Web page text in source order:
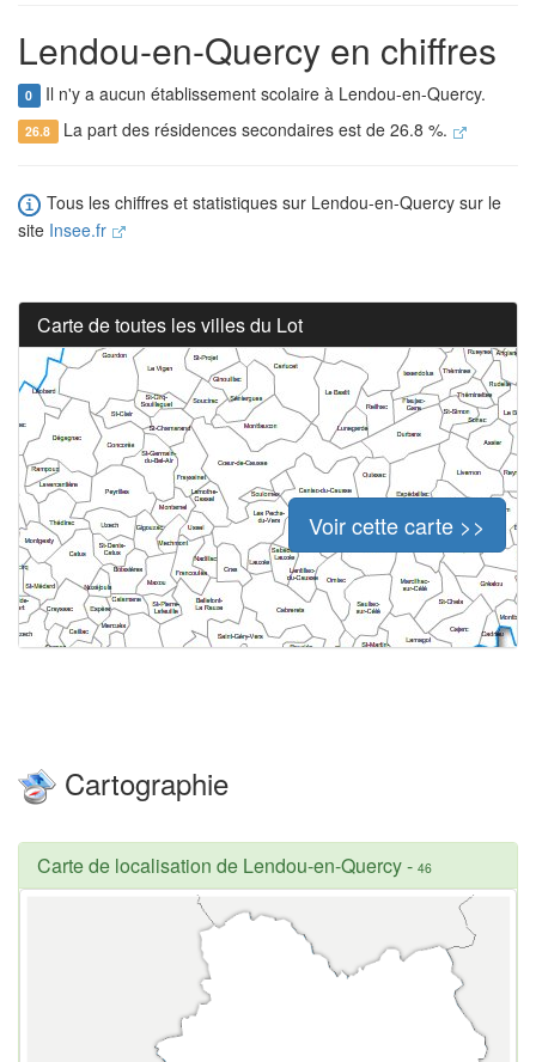
Lendou-en-Quercy en chiffres
0 Il n'y a aucun établissement scolaire à Lendou-en-Quercy.
26.8 La part des résidences secondaires est de 26.8 %.
Tous les chiffres et statistiques sur Lendou-en-Quercy sur le
site Insee.fr
Carte de toutes les villes du Lot
Voir cette carte >>
Cartographie
Carte de localisation de Lendou-en-Quercy- 46